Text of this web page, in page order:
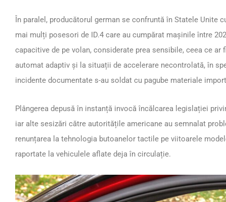
În paralel, producătorul german se confruntă în Statele Unite
mai mulți posesori de ID.4 care au cumpărat mașinile între
capacitive de pe volan, considerate prea sensibile, ceea ce
automat adaptiv și la situații de accelerare necontrolată, în
incidente documentate s-au soldat cu pagube materiale
Plângerea depusă în instanță invocă încălcarea legislației
iar alte sesizări către autoritățile americane au semnalat
renunțarea la tehnologia butoanelor tactile pe viitoarele
raportate la vehiculele aflate deja în circulație.